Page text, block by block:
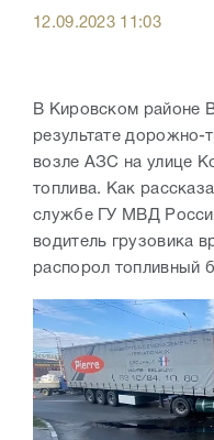
12.09.2023 11:03
В Кировском районе
результате дорожно-
возле АЗС на улице
топлива. Как
службе ГУ МВД
водитель грузовика
распорол топливный